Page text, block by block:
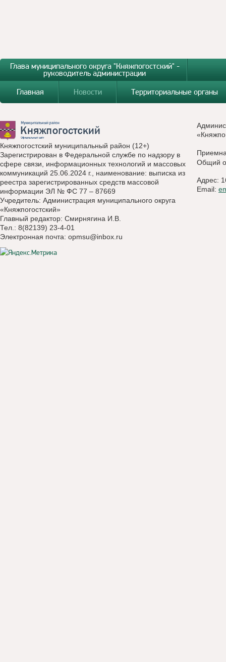
Глава муниципального округа "Княжпогостский" -
руководитель администрации
Главная
Новости Территориальные органы
Княжпогостский муниципальный район (12+)
Зарегистрирован в Федеральной службе по надзору в
сфере связи, информационных технологий и массовых
коммуникаций 25.06.2024 г., наименование: выписка из
реестра зарегистрированных средств массовой
информации ЭЛ № ФС 77 – 87669
Учредитель: Администрация муниципального округа
«Княжпогостский»
Главный редактор: Смирнягина И.В.
Тел.: 8(82139) 23-4-01
Электронная почта: opmsu@inbox.ru
Общий
Адрес:
Email: